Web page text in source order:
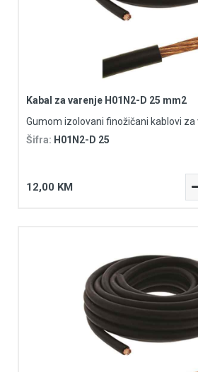
Kabal za varenje H01N2-D 25 mm2
Gumom izolovani finožičani kablovi za
Šifra: H01N2-D 25
12,00 KM